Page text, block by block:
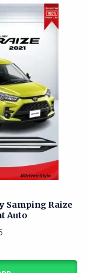
Samping Raize
Auto